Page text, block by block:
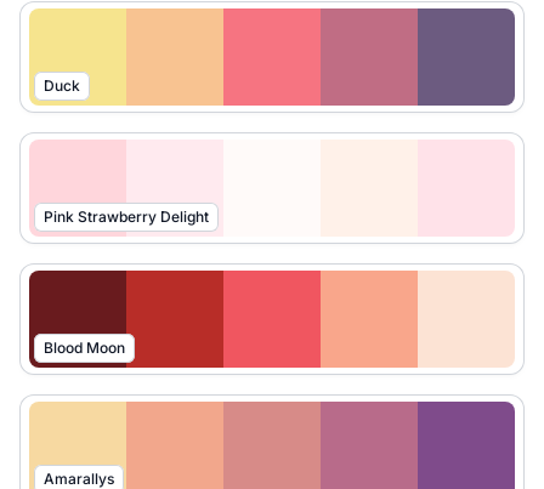
Duck
Pink Strawberry Delight
Blood Moon
Amarallys